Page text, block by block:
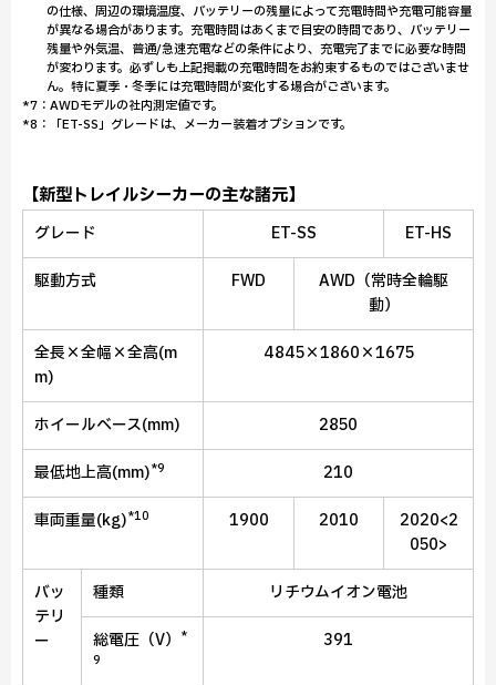
の仕様、周辺の環境温度、バッテリーの残量によって充電時間や充電可能容量
が異なる場合があります。充電時間はあくまで目安の時間であり、バッテリー
残量や外気温、普通/急速充電などの条件により、充電完了までに必要な時間
が変わります。必ずしも上記掲載の充電時間をお約束するものではございませ
ん。特に夏季・冬季には充電時間が変化する場合がございます。
*7：AWDモデルの社内測定値です。
*8：「ET-SS」グレードは、メーカー装着オプションです。
【新型トレイルシーカーの主な諸元】
グレード ET-SS ET-HS
駆動方式 FWD
AWD（常時全輪駆
動）
全長×全幅×全高(m
m)
4845×1860×1675
ホイールベース(mm) 2850
最低地上高(mm)*9 210
車両重量(kg)*10 1900 2010
2020<2
050>
バッ
テリ
ー
種類 リチウムイオン電池
総電圧（V）
*
9
391